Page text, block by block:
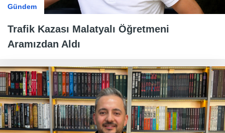
Gündem
Trafik Kazası Malatyalı Öğretmeni
Aramızdan Aldı